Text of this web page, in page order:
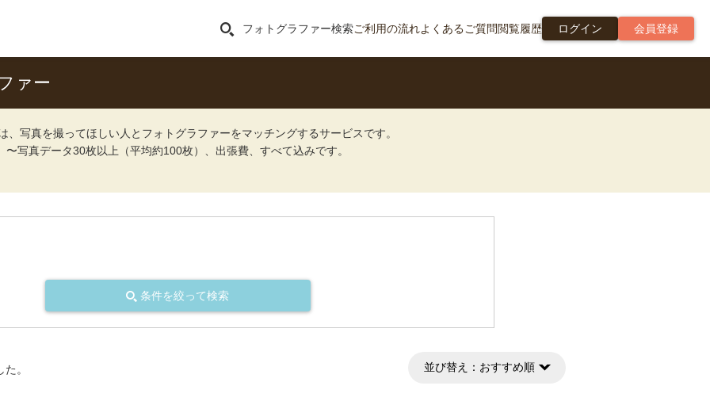
フォトグラファー検索ご利用の流れよくあるご質問閲覧履歴 ログイン 会員登録
ァー
、写真を撮ってほしい人とフォトグラファーをマッチングするサービスです。
写真データ30枚以上（平均約100枚）、出張費、すべて込みです。
条件を絞って検索
。 並び替え： おすすめ順